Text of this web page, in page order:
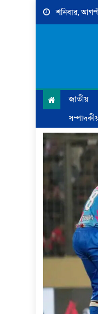
Skip
শনিবার,
জাতীয়